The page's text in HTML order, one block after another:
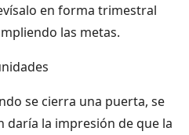
en forma trimestral
las metas.
se cierra una puerta, se
daría la impresión de que la